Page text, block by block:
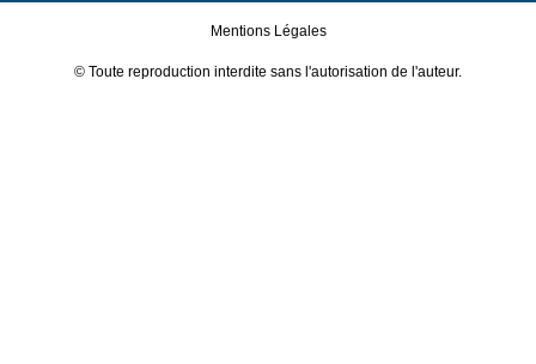
Mentions Légales
© Toute reproduction interdite sans l'autorisation de l'auteur.